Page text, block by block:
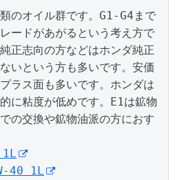
のオイル群です。G1-G4まで
ードがあがるという考え方で
正志向の方などはホンダ純正
いという方も多いです。安価
ラス面も多いです。ホンダは
に粘度が低めです。E1は鉱物
の交換や鉱物油派の方におす
1L
40 1L